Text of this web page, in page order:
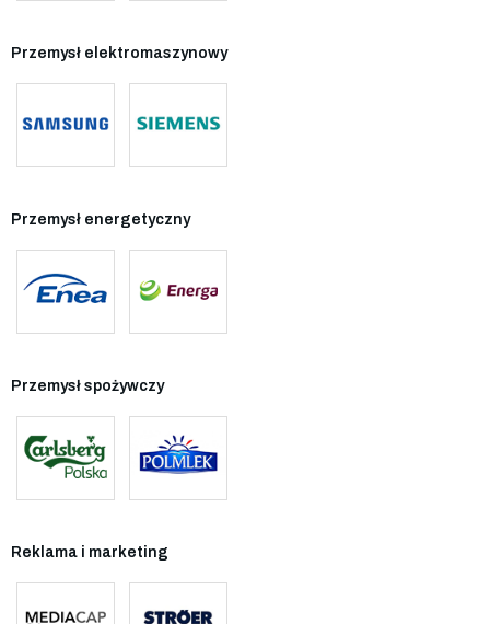
Przemysł elektromaszynowy
Przemysł energetyczny
Przemysł spożywczy
Reklama i marketing